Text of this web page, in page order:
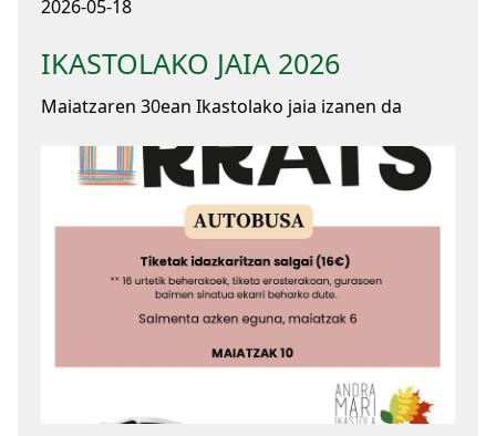
2026-05-18
IKASTOLAKO JAIA 2026
Maiatzaren 30ean Ikastolako jaia izanen da